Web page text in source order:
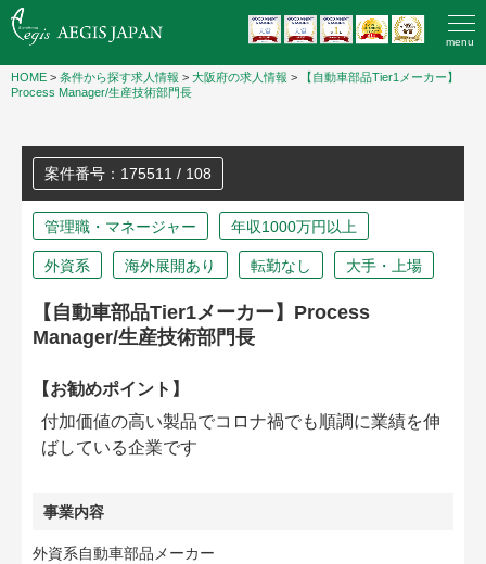
menu
HOME > 条件から探す求人情報 > 大阪府の求人情報 >
【自動車部品Tier1メーカー】
Process Manager/生産技術部門長
案件番号：175511 / 108
管理職・マネージャー 年収1000万円以上
外資系 海外展開あり 転勤なし 大手・上場
【自動車部品Tier1メーカー】Process
Manager/生産技術部門長
【お勧めポイント】
付加価値の高い製品でコロナ禍でも順調に業績を伸
ばしている企業です
事業内容
外資系自動車部品メーカー